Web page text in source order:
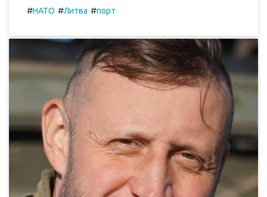
#НАТО #Литва #порт